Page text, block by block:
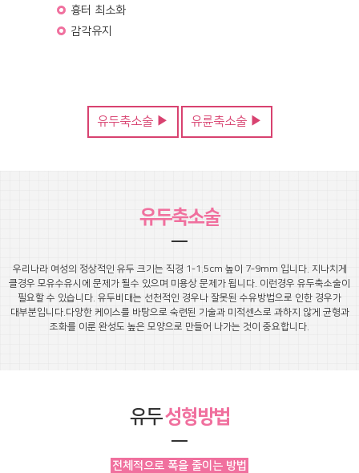
흉터 최소화
감각유지
유두축소술 ▶ 유륜축소술 ▶
유두축소술
우리나라 여성의 정상적인 유두 크기는 직경 1-1.5cm 높이 7-9mm 입니다. 지나치게
클경우 모유수유시에 문제가 될수 있으며 미용상 문제가 됩니다. 이런경우 유두축소술이
필요할 수 있습니다. 유두비대는 선천적인 경우나 잘못된 수유방법으로 인한 경우가
대부분입니다. 다양한 케이스를 바탕으로 숙련된 기술과 미적센스로 과하지 않게 균형과
조화를 이룬 완성도 높은 모양으로 만들어 나가는 것이 중요합니다.
유두성형방법
전체적으로 폭을 줄이는 방법